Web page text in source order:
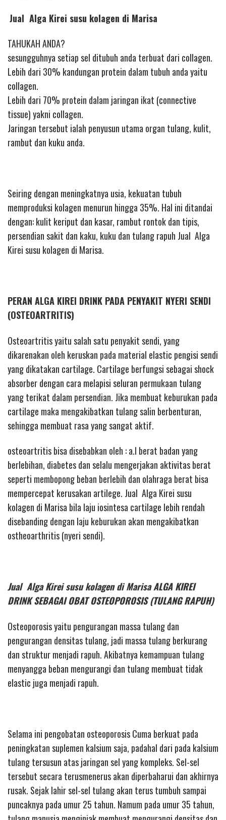
Jual Alga Kirei susu kolagen di Marisa
TAHUKAH ANDA?
sesungguhnya setiap sel ditubuh anda terbuat dari collagen.
Lebih dari 30% kandungan protein dalam tubuh anda yaitu
collagen.
Lebih dari 70% protein dalam jaringan ikat (connective
tissue) yakni collagen.
Jaringan tersebut ialah penyusun utama organ tulang, kulit,
rambut dan kuku anda.
Seiring dengan meningkatnya usia, kekuatan tubuh
memproduksi kolagen menurun hingga 35%. Hal ini ditandai
dengan: kulit keriput dan kasar, rambut rontok dan tipis,
persendian sakit dan kaku, kuku dan tulang rapuh Jual Alga
Kirei susu kolagen di Marisa.
PERAN ALGA KIREI DRINK PADA PENYAKIT NYERI SENDI
(OSTEOARTRITIS)
Osteoartritis yaitu salah satu penyakit sendi, yang
dikarenakan oleh keruskan pada material elastic pengisi sendi
yang dikatakan cartilage. Cartilage berfungsi sebagai shock
absorber dengan cara melapisi seluran permukaan tulang
yang terikat dalam persendian. Jika membuat keburukan pada
cartilage maka mengakibatkan tulang salin berbenturan,
sehingga membuat rasa yang sangat aktif.
osteoartritis bisa disebabkan oleh : a.l berat badan yang
berlebihan, diabetes dan selalu mengerjakan aktivitas berat
seperti membopong beban berlebih dan olahraga berat bisa
mempercepat kerusakan artilege. Jual Alga Kirei susu
kolagen di Marisa bila laju iosintesa cartilage lebih rendah
disebanding dengan laju keburukan akan mengakibatkan
ostheoarthritis (nyeri sendi).
Jual Alga Kirei susu kolagen di Marisa ALGA KIREI
DRINK SEBAGAI OBAT OSTEOPOROSIS (TULANG RAPUH)
Osteoporosis yaitu pengurangan massa tulang dan
pengurangan densitas tulang, jadi massa tulang berkurang
dan struktur menjadi rapuh. Akibatnya kemampuan tulang
menyangga beban mengurangi dan tulang membuat tidak
elastic juga menjadi rapuh.
Selama ini pengobatan osteoporosis Cuma berkuat pada
peningkatan suplemen kalsium saja, padahal dari pada kalsium
tulang tersusun atas jaringan sel yang kompleks. Sel-sel
tersebut secara terusmenerus akan diperbaharui dan akhirnya
rusak. Sejak lahir sel-sel tulang akan terus tumbuh sampai
puncaknya pada umur 25 tahun. Namum pada umur 35 tahun,